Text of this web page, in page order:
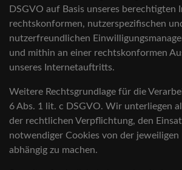
DSGVO auf Basis unseres berechtigten
rechtskonformen, nutzerspezifischen
nutzerfreundlichen
und mithin an einer rechtskonformen
unseres Internetauftritts.
Weitere Rechtsgrundlage für die
6 Abs. 1 lit. c DSGVO. Wir unterliegen
der rechtlichen Verpflichtung, den
notwendiger Cookies von der
abhängig zu machen.